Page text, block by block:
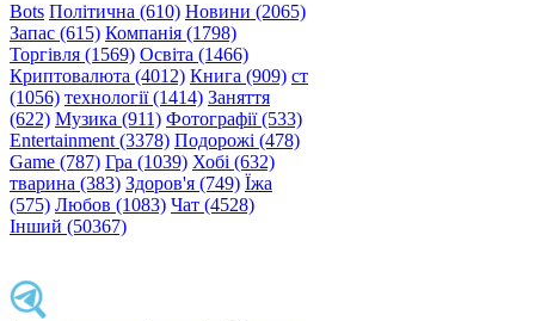
Bots Політична (610) Новини (2065)
Запас (615) Компанія (1798)
Торгівля (1569) Освіта (1466)
Криптовалюта (4012) Книга (909) ст
(1056) технології (1414) Заняття
(622) Музика (911) Фотографії (533)
Entertainment (3378) Подорожі (478)
Game (787) Гра (1039) Хобі (632)
тварина (383) Здоров'я (749) Їжа
(575) Любов (1083) Чат (4528)
Інший (50367)